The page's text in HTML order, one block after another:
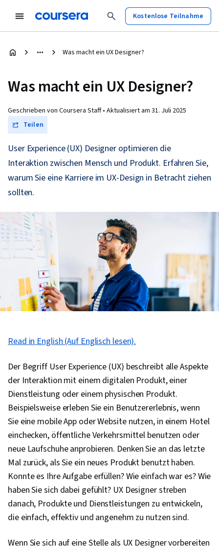
Kostenlose Teilnahme
Was macht ein UX Designer?
Was macht ein UX Designer?
Geschrieben von Coursera Staff • Aktualisiert am 31. Juli 2025
Teilen
User Experience (UX) Designer optimieren die
Interaktion zwischen Mensch und Produkt. Erfahren Sie,
warum Sie eine Karriere im UX-Design in Betracht ziehen
sollten.
Read in English (Auf Englisch lesen).
Der Begriff User Experience (UX) beschreibt alle Aspekte
der Interaktion mit einem digitalen Produkt, einer
Dienstleistung oder einem physischen Produkt.
Beispielsweise erleben Sie ein Benutzererlebnis, wenn
Sie eine mobile App oder Website nutzen, in einem Hotel
einchecken, öffentliche Verkehrsmittel benutzen oder
neue Laufschuhe anprobieren. Denken Sie an das letzte
Mal zurück, als Sie ein neues Produkt benutzt haben.
Konnte es Ihre Aufgabe erfüllen? Wie einfach war es? Wie
haben Sie sich dabei gefühlt? UX Designer streben
danach, Produkte und Dienstleistungen zu entwickeln,
die einfach, effektiv und angenehm zu nutzen sind.
Wenn Sie sich auf eine Stelle als UX Designer vorbereiten